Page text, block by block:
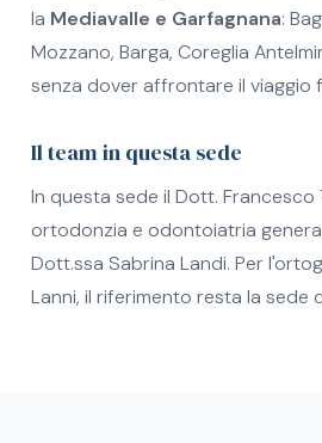
la Mediavalle e Garfagnana:
Mozzano, Barga, Coreglia
senza dover affrontare il viaggio
Il team in questa sede
In questa sede il Dott.
ortodonzia e odontoiatria
Dott.ssa Sabrina Landi. Per
Lanni, il riferimento resta la sede